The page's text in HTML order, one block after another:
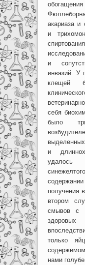
акариаза и
и
и
инвазий. У
клещей
себя
было
и
удалось
получения
втором
смывов с
только
нами